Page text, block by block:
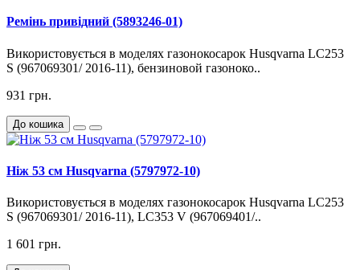
Ремінь привідний (5893246-01)
Використовується в моделях газонокосарок Husqvarna LC253
S (967069301/ 2016-11), бензиновой газоноко..
931 грн.
До кошика
Ніж 53 см Husqvarna (5797972-10)
Використовується в моделях газонокосарок Husqvarna LC253
S (967069301/ 2016-11), LC353 V (967069401/..
1 601 грн.